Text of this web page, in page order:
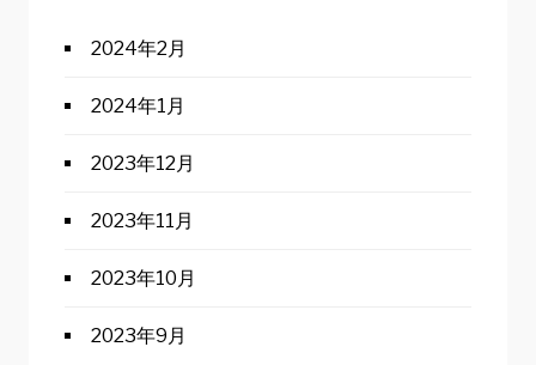
2024年2月
2024年1月
2023年12月
2023年11月
2023年10月
2023年9月